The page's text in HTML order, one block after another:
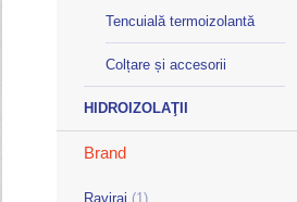
Tencuială termoizolantă
Colțare și accesorii
HIDROIZOLAŢII
Brand
Raviraj (1)